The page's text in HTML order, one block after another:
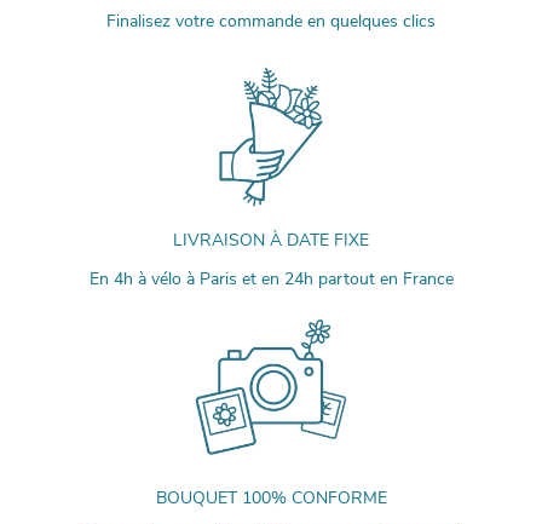
Finalisez votre commande en quelques clics
LIVRAISON À DATE FIXE
En 4h à vélo à Paris et en 24h partout en France
BOUQUET 100% CONFORME